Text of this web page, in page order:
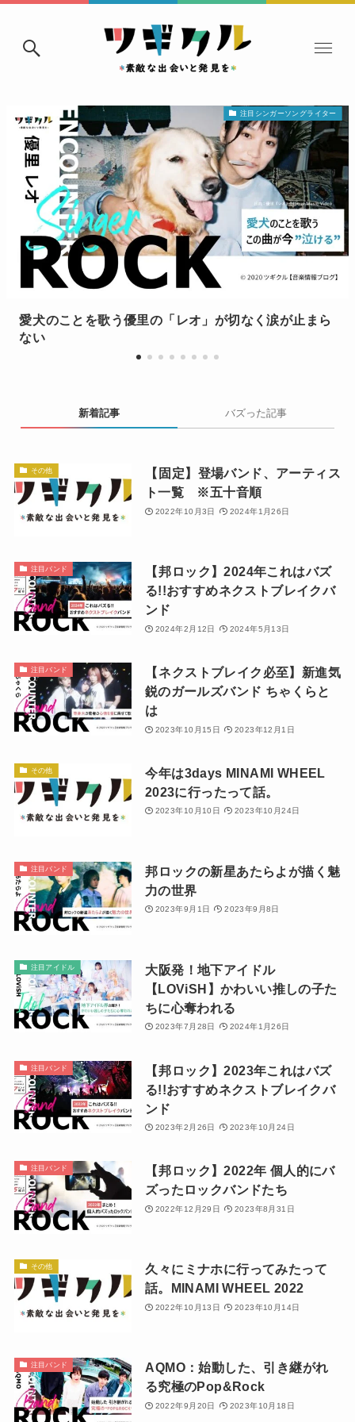
注目シンガーソングライター
新着記事 バズった記事
その他
【固定】登場バンド、アーティス
ト一覧 ※五十音順
2022年10月3日 2024年1月26日
注目バンド
【邦ロック】2024年これはバズ
る!!おすすめネクストブレイクバ
ンド
2024年2月12日 2024年5月13日
注目バンド
【ネクストブレイク必至】新進気
鋭のガールズバンド ちゃくらと
は
2023年10月15日 2023年12月1日
その他
今年は3days MINAMI WHEEL
2023に行ったって話。
2023年10月10日 2023年10月24日
注目バンド
邦ロックの新星あたらよが描く魅
力の世界
2023年9月1日 2023年9月8日
注目アイドル
大阪発！地下アイドル
【LOViSH】かわいい推しの子た
ちに心奪われる
2023年7月28日 2024年1月26日
注目バンド
【邦ロック】2023年これはバズ
る!!おすすめネクストブレイクバ
ンド
2023年2月26日 2023年10月24日
注目バンド
【邦ロック】2022年 個人的にバ
ズったロックバンドたち
2022年12月29日 2023年8月31日
その他
久々にミナホに行ってみたって
話。MINAMI WHEEL 2022
2022年10月13日 2023年10月14日
注目バンド
AQMO：始動した、引き継がれ
る究極のPop&Rock
2022年9月20日 2023年10月18日